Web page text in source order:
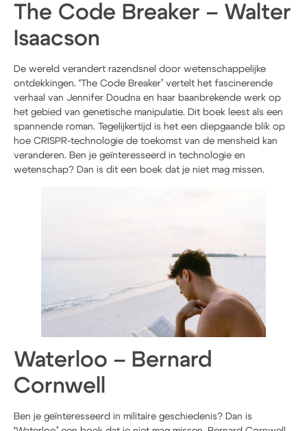
The Code Breaker – Walter
Isaacson
De wereld verandert razendsnel door wetenschappelijke
ontdekkingen. ‘The Code Breaker’ vertelt het fascinerende
verhaal van Jennifer Doudna en haar baanbrekende werk op
het gebied van genetische manipulatie. Dit boek leest als een
spannende roman. Tegelijkertijd is het een diepgaande blik op
hoe CRISPR-technologie de toekomst van de mensheid kan
veranderen. Ben je geïnteresseerd in technologie en
wetenschap? Dan is dit een boek dat je niet mag missen.
Waterloo – Bernard
Cornwell
Ben je geïnteresseerd in militaire geschiedenis? Dan is